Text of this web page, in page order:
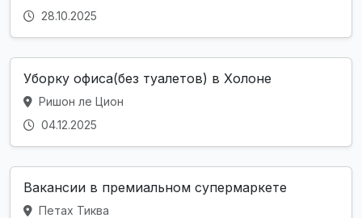
28.10.2025
Уборку офиса(без туалетов) в Холоне
Ришон ле Цион
04.12.2025
Вакансии в премиальном супермаркете
Петах Тиква